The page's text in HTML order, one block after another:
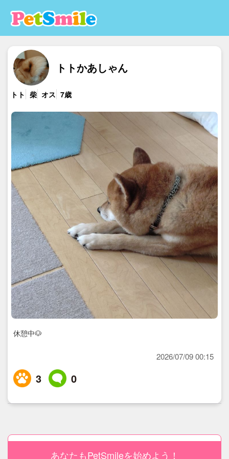
トトかあしゃん
トト 柴 オス 7歳
休憩中🐶
2026/07/09 00:15
3 0
あなたもPetSmileを始めよう！